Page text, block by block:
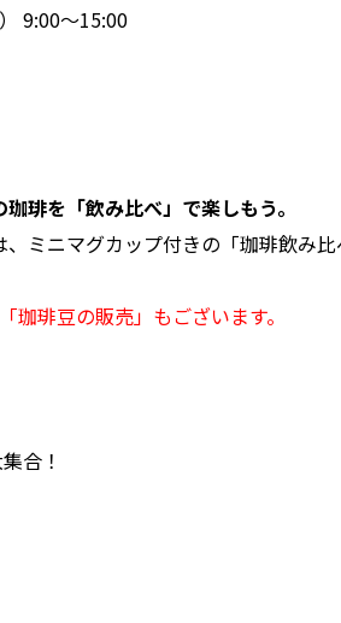
9:00〜15:00
琲を「飲み⽐べ」で楽しもう。
ミニマグカップ付きの「珈琲飲み
琲⾖の販売」もございます。
合！